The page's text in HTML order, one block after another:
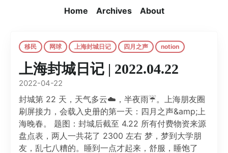
Home Archives About
移民 网球 上海封城日记 四月之声 notion
上海封城日记 | 2022.04.22
2022-04-22
封城第 22 天，天气多云☁️，半夜雨☔️。上海朋友圈
刷屏接力，会载入史册的第一天：四月之声&amp;上
海晚春。 题图：封城后截至 4.22 所有付费物资来源
盘点表，两人一共花了 2300 左右 梦，梦到大学朋
友，乱七八糟的。睡到一点才起来，舒服，睡饱了